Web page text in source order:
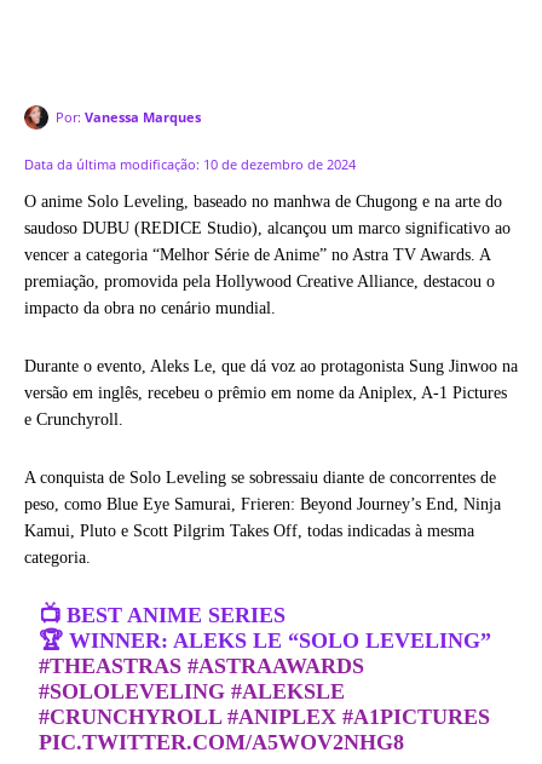
Por: Vanessa Marques
Data da última modificação: 10 de dezembro de 2024
O anime Solo Leveling, baseado no manhwa de Chugong e na arte do
saudoso DUBU (REDICE Studio), alcançou um marco significativo ao
vencer a categoria “Melhor Série de Anime” no Astra TV Awards. A
premiação, promovida pela Hollywood Creative Alliance, destacou o
impacto da obra no cenário mundial.
Durante o evento, Aleks Le, que dá voz ao protagonista Sung Jinwoo na
versão em inglês, recebeu o prêmio em nome da Aniplex, A-1 Pictures
e Crunchyroll.
A conquista de Solo Leveling se sobressaiu diante de concorrentes de
peso, como Blue Eye Samurai, Frieren: Beyond Journey’s End, Ninja
Kamui, Pluto e Scott Pilgrim Takes Off, todas indicadas à mesma
categoria.
📺 BEST ANIME SERIES
🏆 WINNER: ALEKS LE “SOLO LEVELING”
#THEASTRAS #ASTRAAWARDS
#SOLOLEVELING #ALEKSLE
#CRUNCHYROLL #ANIPLEX #A1PICTURES
PIC.TWITTER.COM/A5WOV2NHG8